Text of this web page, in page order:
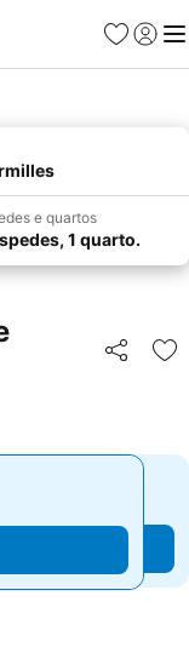
Favoritos
Iniciar
e quartos
1 quarto.
Partilhar